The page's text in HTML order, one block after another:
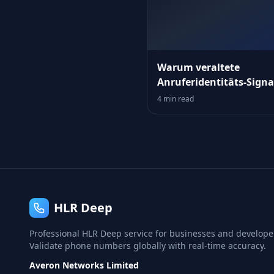
Warum veraltete
Ihren Funnel leise
untergraben
4 min read
HLR Deep
Professional HLR Deep service for businesses and
Validate phone numbers globally with real-time accuracy.
Averon Networks Limited